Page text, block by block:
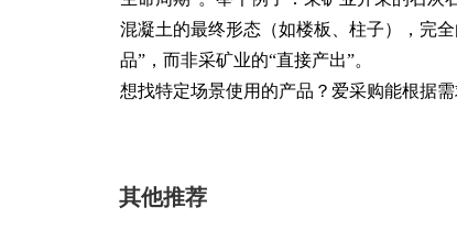
混凝土的最终形态（如楼板、柱子），完
品”，而非采矿业的“直接产出”。
想找特定场景使用的产品？爱采购能根据
其他推荐